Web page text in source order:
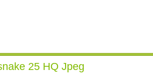
25 HQ Jpeg